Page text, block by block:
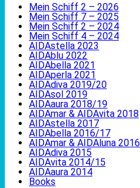
Mein Schiff 2 – 2026
Mein Schiff 7 – 2025
Mein Schiff 2 – 2024
Mein Schiff 4 – 2024
AIDAstella 2023
AIDAblu 2022
AIDAbella 2021
AIDAperla 2021
AIDAdiva 2019/20
AIDAsol 2019
AIDAaura 2018/19
AIDAmar & AIDAvita 2018
AIDAstella 2017
AIDAbella 2016/17
AIDAmar & AIDAluna 2016
AIDAdiva 2015
AIDAvita 2014/15
AIDAaura 2014
Books